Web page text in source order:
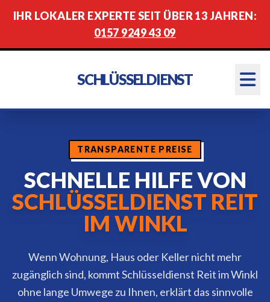
IHR LOKALER EXPERTE SEIT ÜBER 13 JAHREN:
0157 9249 43 09
SCHLÜSSELDIENST
TRANSPARENTE PREISE
SCHNELLE HILFE VON
SCHLÜSSELDIENST REIT
IM WINKL
Wenn Wohnung, Haus oder Keller nicht mehr
zugänglich sind, kommt Schlüsseldienst Reit im Winkl
ohne lange Umwege zu Ihnen, erklärt das sinnvolle